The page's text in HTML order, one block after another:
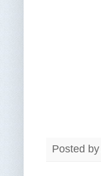
Posted by